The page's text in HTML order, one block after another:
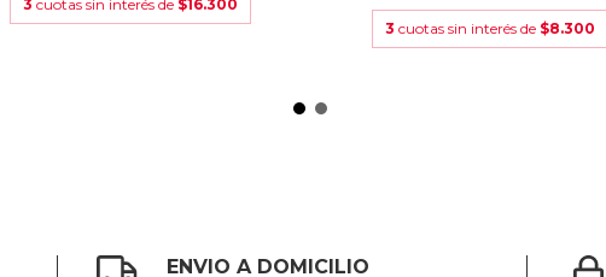
3 cuotas sin interés de $16.300
3 cuotas sin interés de $8.300
ENVIO A DOMICILIO